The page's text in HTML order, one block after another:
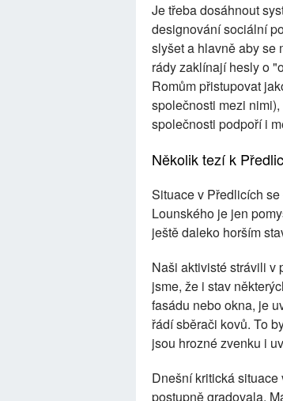
Je třeba dosáhnout
designování sociální
slyšet a hlavně aby se
rády zaklínají hesly o
Romům přistupovat
společnosti mezi
společnosti podpoří i
Několik tezí k
Situace v Předlicích
Lounského je jen
ještě daleko horším
Naši aktivisté strávili v
jsme, že i stav
fasádu nebo okna, je
řádí sběrači kovů. To
jsou hrozné zvenku i
Dnešní kritická
postupně gradovala.